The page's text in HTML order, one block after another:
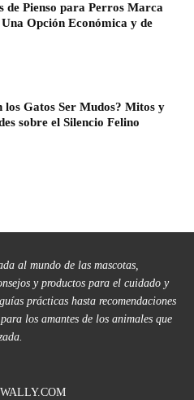
de Pienso para Perros Marca
Opción Económica y de
los Gatos Ser Mudos? Mitos y
sobre el Silencio Felino
al mundo de las mascotas,
y productos para el cuidado y
prácticas hasta recomendaciones
los amantes de los animales que